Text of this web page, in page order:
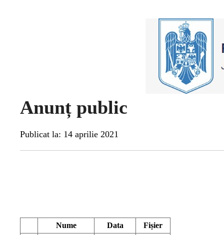
Anunț public
Publicat la: 14 aprilie 2021
Nume Data Fișier